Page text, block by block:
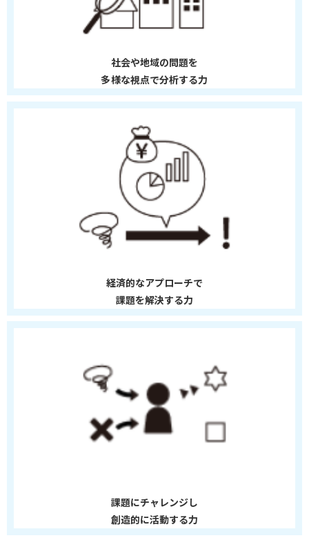
社会や地域の問題を
多様な視点で分析する力
経済的なアプローチで
課題を解決する力
課題にチャレンジし
創造的に活動する力